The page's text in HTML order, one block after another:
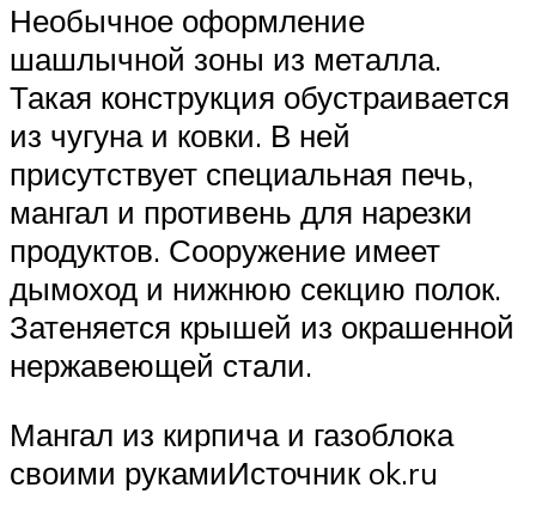
Необычное оформление
шашлычной зоны из металла.
Такая конструкция обустраивается
из чугуна и ковки. В ней
присутствует специальная печь,
мангал и противень для нарезки
продуктов. Сооружение имеет
дымоход и нижнюю секцию полок.
Затеняется крышей из окрашенной
нержавеющей стали.
Мангал из кирпича и газоблока
своими рукамиИсточник ok.ru